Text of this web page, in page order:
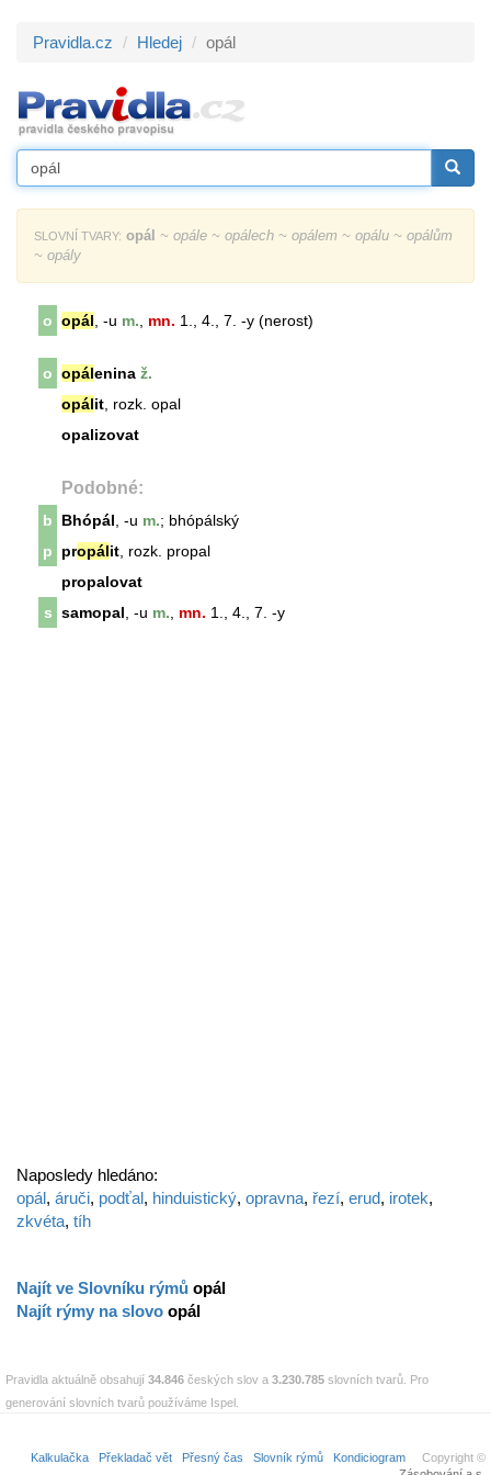
Pravidla.cz Hledej opál
SLOVNÍ TVARY: opál ~ opále ~ opálech ~ opálem ~ opálu ~ opálům
~ opály
o opál , -u m. mn. 1., 4., 7. -y (nerost)
o opálenina ž.
opálit , rozk. opal
opalizovat
Podobné:
b Bhópál , -u m.; bhópálský
p
propálit , rozk. propal
propalovat
s samopal , -u m. mn. 1., 4., 7. -y
Naposledy hledáno:
opál, áruči, podťal, hinduistický, opravna, řezí, erud, irotek,
zkvéta, tíh
Najít ve Slovníku rýmů opál
Najít rýmy na slovo opál
Pravidla aktuálně obsahují 34.846 českých slov a 3.230.785 slovních tvarů. Pro
generování slovních tvarů používáme Ispel.
Kalkulačka Překladač vět Přesný čas Slovník rýmů Kondiciogram Copyright ©